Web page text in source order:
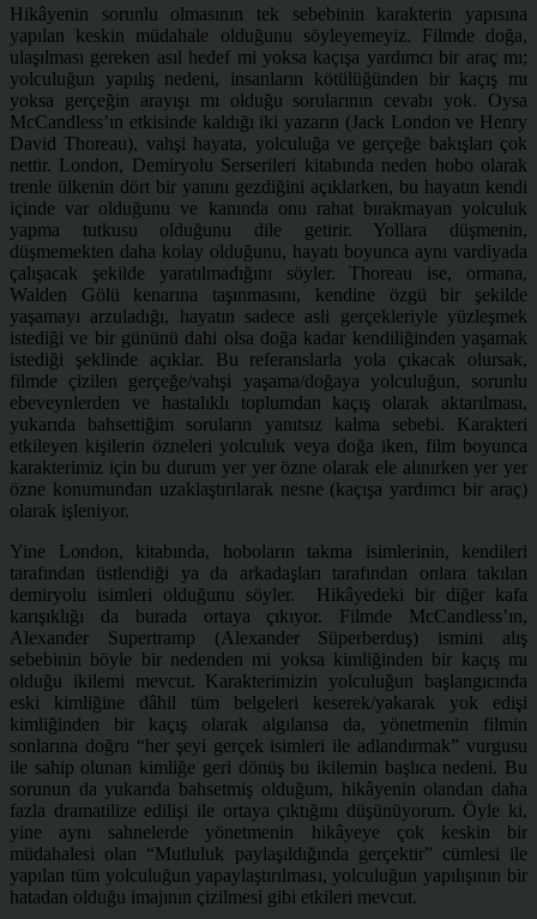
Hikâyenin sorunlu olmasının tek sebebinin karakterin yapısına
yapılan keskin müdahale olduğunu söyleyemeyiz. Filmde doğa,
ulaşılması gereken asıl hedef mi yoksa kaçışa yardımcı bir araç mı;
yolculuğun yapılış nedeni, insanların kötülüğünden bir kaçış mı
yoksa gerçeğin arayışı mı olduğu sorularının cevabı yok. Oysa
McCandless’ın etkisinde kaldığı iki yazarın (Jack London ve Henry
David Thoreau), vahşi hayata, yolculuğa ve gerçeğe bakışları çok
nettir. London, Demiryolu Serserileri kitabında neden hobo olarak
trenle ülkenin dört bir yanını gezdiğini açıklarken, bu hayatın kendi
içinde var olduğunu ve kanında onu rahat bırakmayan yolculuk
yapma tutkusu olduğunu dile getirir. Yollara düşmenin,
düşmemekten daha kolay olduğunu, hayatı boyunca aynı vardiyada
çalışacak şekilde yaratılmadığını söyler. Thoreau ise, ormana,
Walden Gölü kenarına taşınmasını, kendine özgü bir şekilde
yaşamayı arzuladığı, hayatın sadece asli gerçekleriyle yüzleşmek
istediği ve bir gününü dahi olsa doğa kadar kendiliğinden yaşamak
istediği şeklinde açıklar. Bu referanslarla yola çıkacak olursak,
filmde çizilen gerçeğe/vahşi yaşama/doğaya yolculuğun, sorunlu
ebeveynlerden ve hastalıklı toplumdan kaçış olarak aktarılması,
yukarıda bahsettiğim soruların yanıtsız kalma sebebi. Karakteri
etkileyen kişilerin özneleri yolculuk veya doğa iken, film boyunca
karakterimiz için bu durum yer yer özne olarak ele alınırken yer yer
özne konumundan uzaklaştırılarak nesne (kaçışa yardımcı bir araç)
olarak işleniyor.
Yine London, kitabında, hoboların takma isimlerinin, kendileri
tarafından üstlendiği ya da arkadaşları tarafından onlara takılan
demiryolu isimleri olduğunu söyler. Hikâyedeki bir diğer kafa
karışıklığı da burada ortaya çıkıyor. Filmde McCandless’ın,
Alexander Supertramp (Alexander Süperberduş) ismini alış
sebebinin böyle bir nedenden mi yoksa kimliğinden bir kaçış mı
olduğu ikilemi mevcut. Karakterimizin yolculuğun başlangıcında
eski kimliğine dâhil tüm belgeleri keserek/yakarak yok edişi
kimliğinden bir kaçış olarak algılansa da, yönetmenin filmin
sonlarına doğru “her şeyi gerçek isimleri ile adlandırmak” vurgusu
ile sahip olunan kimliğe geri dönüş bu ikilemin başlıca nedeni. Bu
sorunun da yukarıda bahsetmiş olduğum, hikâyenin olandan daha
fazla dramatilize edilişi ile ortaya çıktığını düşünüyorum. Öyle ki,
yine aynı sahnelerde yönetmenin hikâyeye çok keskin bir
müdahalesi olan “Mutluluk paylaşıldığında gerçektir” cümlesi ile
yapılan tüm yolculuğun yapaylaştırılması, yolculuğun yapılışının bir
hatadan olduğu imajının çizilmesi gibi etkileri mevcut.